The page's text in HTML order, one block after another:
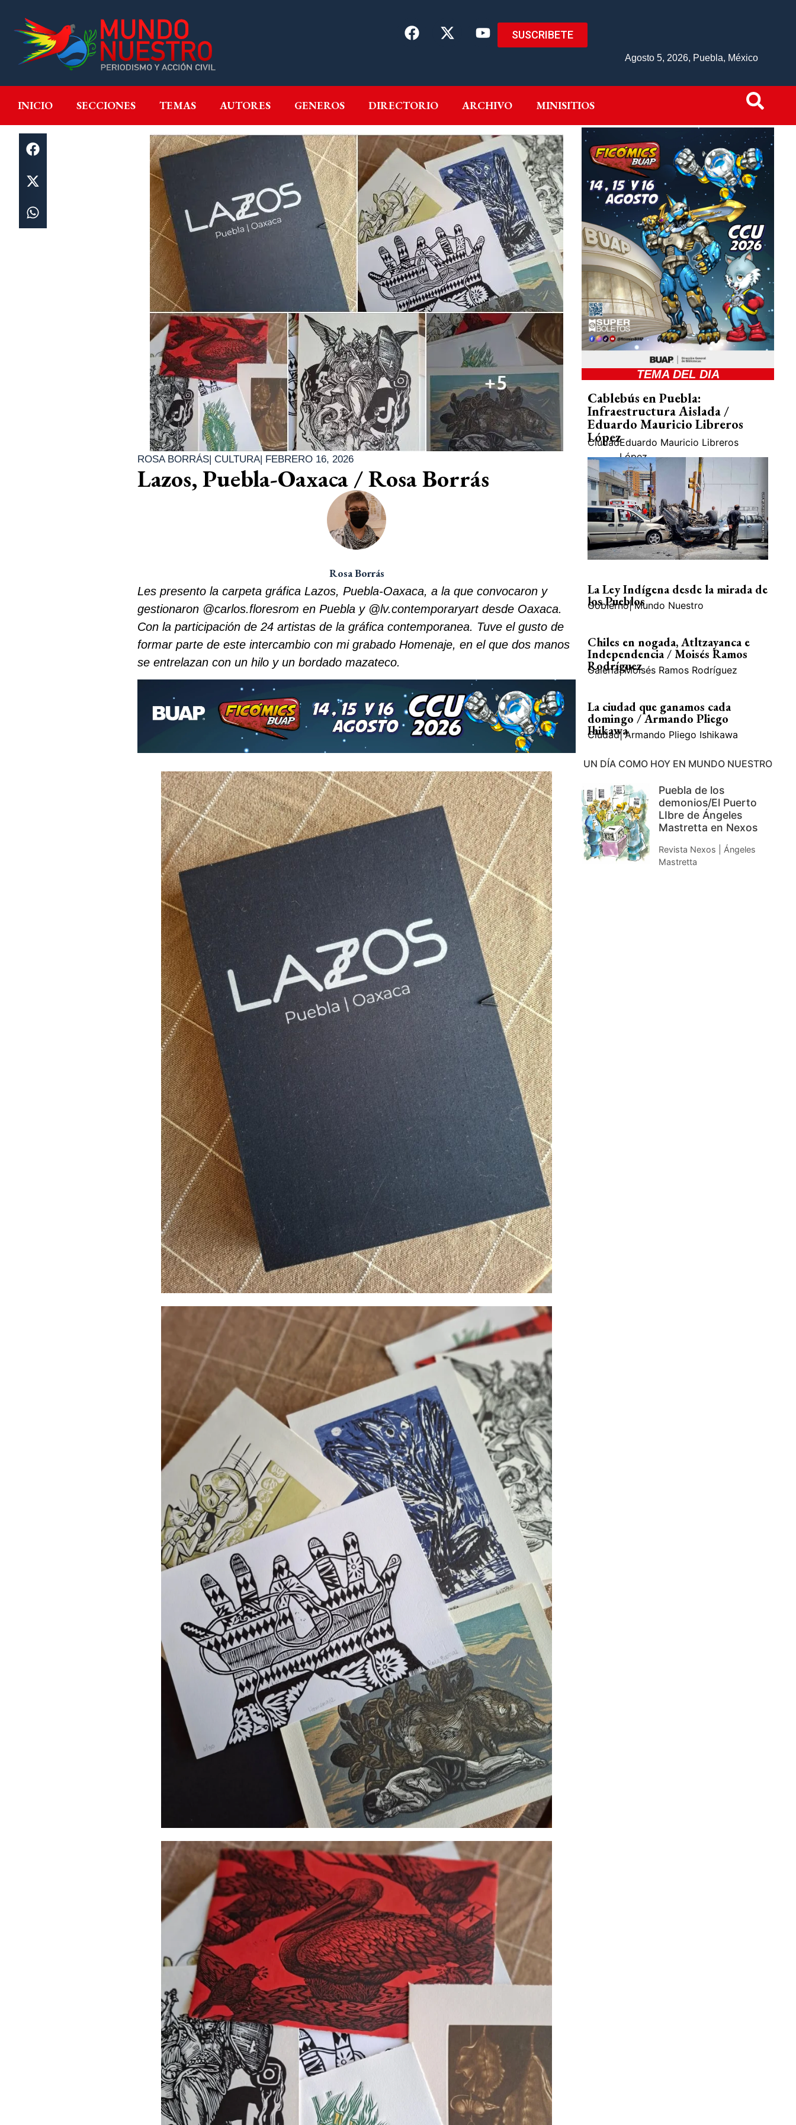
SUSCRIBETE
Agosto 5, 2026, Puebla, México
INICIO SECCIONES TEMAS AUTORES GENEROS DIRECTORIO ARCHIVO MINISITIOS
INICIO SECCIONES GENEROS DIRECTORIO ARCHIVO MINISITIOS
ROSA BORRÁS| CULTURA| FEBRERO 16, 2026
Lazos, Puebla-Oaxaca / Rosa Borrás
Rosa Borrás
Les presento la carpeta gráfica Lazos, Puebla-Oaxaca, a la que convocaron y
gestionaron @carlos.floresrom en Puebla y @lv.contemporaryart desde Oaxaca.
Con la participación de 24 artistas de la gráfica contemporanea. Tuve el gusto de
formar parte de este intercambio con mi grabado Homenaje, en el que dos manos
se entrelazan con un hilo y un bordado mazateco.
TEMA DEL DIA
Cablebús en Puebla:
Infraestructura Aislada /
Eduardo Mauricio Libreros
López
CiudadEduardo Mauricio Libreros
López
La Ley Indígena desde la mirada de
los Pueblos
Gobierno| Mundo Nuestro
Chiles en nogada, Atltzayanca e
Independencia / Moisés Ramos
Rodríguez
Galería| Moisés Ramos Rodríguez
La ciudad que ganamos cada
domingo / Armando Pliego
Ihikawa
Ciudad| Armando Pliego Ishikawa
UN DÍA COMO HOY EN MUNDO NUESTRO
Puebla de los
demonios/El Puerto
LIbre de Ángeles
Mastretta en Nexos
Revista Nexos | Ángeles
Mastretta